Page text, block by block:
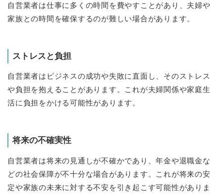
自営業者は仕事に多くの時間を費やすことがあり、夫婦や
家族との時間を確保するのが難しい場合があります。
ストレスと負担
自営業者はビジネスの成功や失敗に直面し、そのストレス
や負担を抱えることがあります。これが夫婦関係や家庭生
活に負担をかける可能性があります。
将来の不確実性
自営業者は将来の見通しが不確かであり、年金や退職金な
どの社会保障が不十分な場合があります。これが将来の安
定や家族の未来に対する不安を引き起こす可能性がありま